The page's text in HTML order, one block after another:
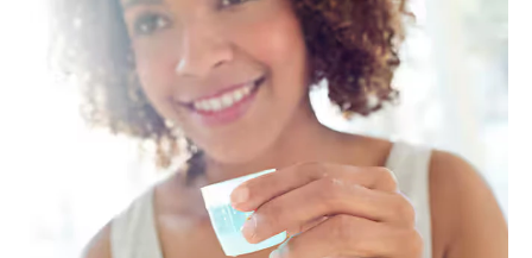
PER I PROFESSIONISTI
PROMOZIONI
ISCRIVITI